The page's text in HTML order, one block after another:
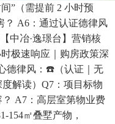
”（需提前 2 小时预
？ A6：通过认证德律风
中冶·逸璟台】营销核
极速响应｜购房政策深
德律风：☎️（认证｜无
解读）Q7：项目标物
A7：高层室第物业费
154㎡叠墅产物，